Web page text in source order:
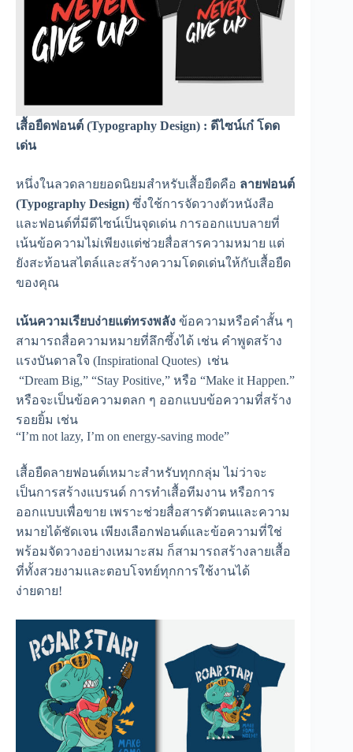
เสื้อยืดฟอนต์ (Typography Design) : ดีไซน์เก๋ โดด
เด่น
หนึ่งในลวดลายยอดนิยมสำหรับเสื้อยืดคือ ลายฟอนต์
(Typography Design) ซึ่งใช้การจัดวางตัวหนังสือ
และฟอนต์ที่มีดีไซน์เป็นจุดเด่น การออกแบบลายที่
เน้นข้อความไม่เพียงแต่ช่วยสื่อสารความหมาย แต่
ยังสะท้อนสไตล์และสร้างความโดดเด่นให้กับเสื้อยืด
ของคุณ
เน้นความเรียบง่ายแต่ทรงพลัง ข้อความหรือคำสั้น ๆ
สามารถสื่อความหมายที่ลึกซึ้งได้ เช่น คำพูดสร้าง
แรงบันดาลใจ (Inspirational Quotes) เช่น
“Dream Big,” “Stay Positive,” หรือ “Make it Happen.”
หรือจะเป็นข้อความตลก ๆ ออกแบบข้อความที่สร้าง
รอยยิ้ม เช่น
“I’m not lazy, I’m on energy-saving mode”
เสื้อยืดลายฟอนต์เหมาะสำหรับทุกกลุ่ม ไม่ว่าจะ
เป็นการสร้างแบรนด์ การทำเสื้อทีมงาน หรือการ
ออกแบบเพื่อขาย เพราะช่วยสื่อสารตัวตนและความ
หมายได้ชัดเจน เพียงเลือกฟอนต์และข้อความที่ใช่
พร้อมจัดวางอย่างเหมาะสม ก็สามารถสร้างลายเสื้อ
ที่ทั้งสวยงามและตอบโจทย์ทุกการใช้งานได้
ง่ายดาย!